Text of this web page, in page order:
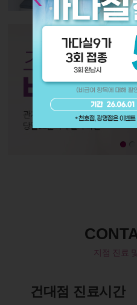
지점 진료
건대점 진료시간